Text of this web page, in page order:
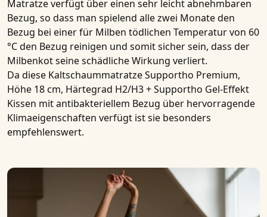
Matratzeverfügt über einen sehr leicht abnehmbaren
Bezug, so dass man spielend alle zwei Monate den
Bezug bei einer für Milben tödlichen Temperatur von 60
°C den Bezug reinigen und somit sicher sein, dass der
Milbenkot seine schädliche Wirkung verliert.
Da diese Kaltschaummatratze Supportho Premium,
Höhe 18 cm, Härtegrad H2/H3 + Supportho Gel-Effekt
Kissen mit antibakteriellem Bezug über hervorragende
Klimaeigenschaften verfügt ist sie besonders
empfehlenswert.